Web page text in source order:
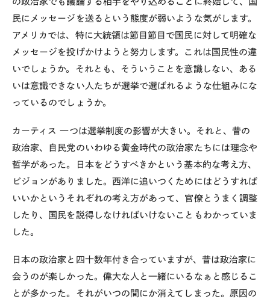
民にメッセージを送るという態度が弱いような気がします。
アメリカでは、特に大統領は節目節目で国民に対して明確な
メッセージを投げかけようと努力します。これは国民性の違
いでしょうか。それとも、そういうことを意識しない、ある
いは意識できない人たちが選挙で選ばれるような仕組みにな
っているのでしょうか。
カーティス一つは選挙制度の影響が大きい。それと、昔の
政治家、自民党のいわゆる黄金時代の政治家たちには理念や
哲学があった。日本をどうすべきかという基本的な考え方、
ビジョンがありました。西洋に追いつくためにはどうすれば
いいかというそれぞれの考え方があって、官僚とうまく調整
したり、国民を説得しなければいけないこともわかっていま
した。
日本の政治家と四十数年付き合っていますが、昔は政治家に
会うのが楽しかった。偉大な人と一緒にいるなぁと感じるこ
とが多かった。それがいつの間にか消えてしまった。原因の